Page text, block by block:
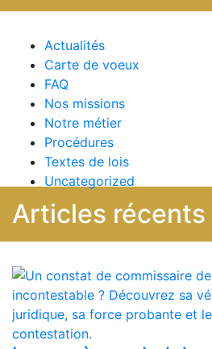
Actualités
Carte de voeux
FAQ
Nos missions
Notre métier
Procédures
Textes de lois
Uncategorized
Articles récents